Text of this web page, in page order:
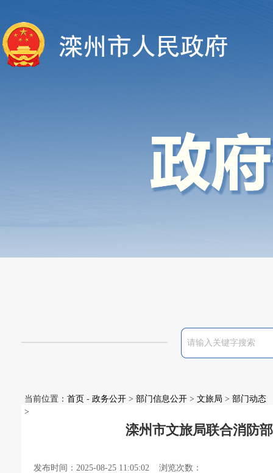
当前位置： 首页 - 政务公开 > 部门信息公开 > 文旅局 > 部门动态
>
滦州市文旅局联合消防
发布时间：2025-08-25 11:05:02 浏览次数：